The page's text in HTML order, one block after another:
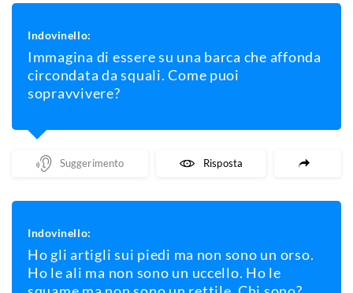
Indovinello:
Immagina di essere su una barca che affonda
circondata da squali. Come puoi
sopravvivere?
Mostra Un Suggerimento Mostra La Risposta
Indovinello:
Ho gli artigli sui piedi ma non sono un orso.
Ho le ali ma non sono un uccello. Ho le